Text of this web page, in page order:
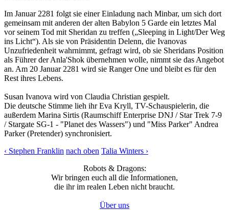
Im Januar 2281 folgt sie einer Einladung nach Minbar, um sich dort
gemeinsam mit anderen der alten Babylon 5 Garde ein letztes Mal
vor seinem Tod mit Sheridan zu treffen („Sleeping in Light/Der Weg
ins Licht“). Als sie von Präsidentin Delenn, die Ivanovas
Unzufriedenheit wahrnimmt, gefragt wird, ob sie Sheridans Position
als Führer der Anla'Shok übernehmen wolle, nimmt sie das Angebot
an. Am 20 Januar 2281 wird sie Ranger One und bleibt es für den
Rest ihres Lebens.
Susan Ivanova wird von Claudia Christian gespielt.
Die deutsche Stimme lieh ihr Eva Kryll, TV-Schauspielerin, die
außerdem Marina Sirtis (Raumschiff Enterprise DNJ / Star Trek 7-9
/ Stargate SG-1 - "Planet des Wassers") und "Miss Parker" Andrea
Parker (Pretender) synchronisiert.
‹ Stephen Franklin nach oben Talia Winters ›
Robots & Dragons:
Wir bringen euch all die Informationen,
die ihr im realen Leben nicht braucht.
Über uns